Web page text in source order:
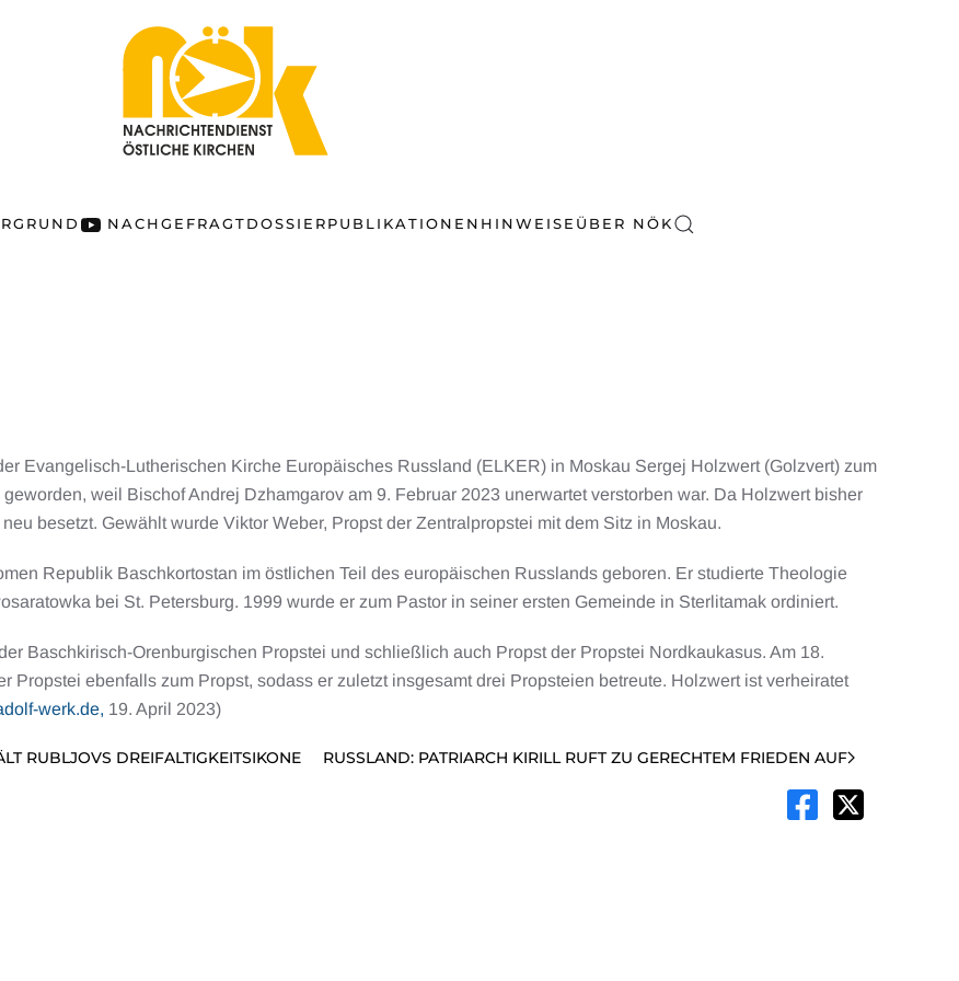
NACHGEFRAGTDOSSIERPUBLIKATIONEN HINWEISE ÜBER NÖK
Evangelisch-Lutherischen Kirche Europäisches Russland (ELKER) in Moskau Sergej Holzwert (Golzvert) zum
weil Bischof Andrej Dzhamgarov am 9. Februar 2023 unerwartet verstorben war. Da Holzwert bisher
besetzt. Gewählt wurde Viktor Weber, Propst der Zentralpropstei mit dem Sitz in Moskau.
Republik Baschkortostan im östlichen Teil des europäischen Russlands geboren. Er studierte Theologie
bei St. Petersburg. 1999 wurde er zum Pastor in seiner ersten Gemeinde in Sterlitamak ordiniert.
Baschkirisch-Orenburgischen Propstei und schließlich auch Propst der Propstei Nordkaukasus. Am 18.
Propstei ebenfalls zum Propst, sodass er zuletzt insgesamt drei Propsteien betreute. Holzwert ist verheiratet
werk.de, 19. April 2023)
RUBLJOVS DREIFALTIGKEITSIKONE RUSSLAND: PATRIARCH KIRILL RUFT ZU GERECHTEM FRIEDEN AUF